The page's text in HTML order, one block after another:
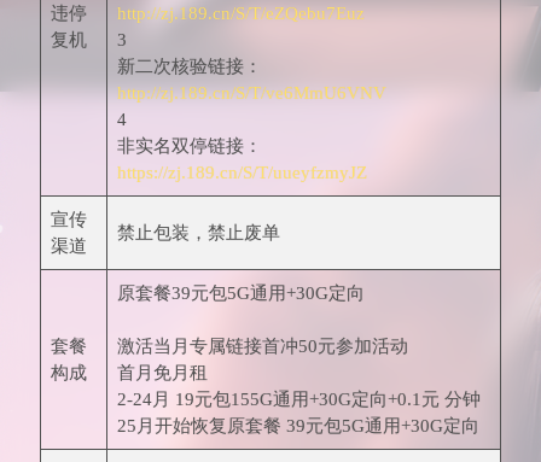
违停
复机
http://zj.189.cn/S/T/eZQebu7Euz
3
新二次核验链接：
http://zj.189.cn/S/T/ve6MmU6VNV
4
非实名双停链接：
https://zj.189.cn/S/T/uueyfzmyJZ
宣传
渠道
禁止包装，禁止废单
套餐
构成
原套餐39元包5G通用+30G定向
激活当月专属链接首冲50元参加活动
首月免月租
2-24月 19元包155G通用+30G定向+0.1元 分钟
25月开始恢复原套餐 39元包5G通用+30G定向